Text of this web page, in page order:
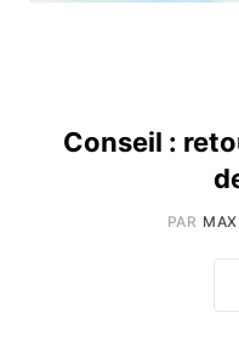
Conseil :
PAR